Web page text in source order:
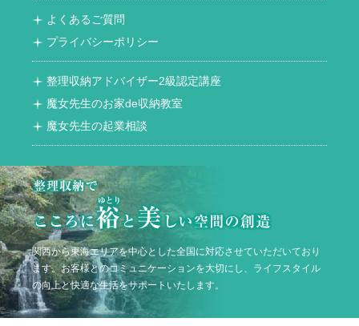
よくあるご質問
プライバシーポリシー
整理収納アドバイザー2級認定講座
魔女先生のお家de収納教室
魔女先生の起業相談
関西から東海エリアを中心とした全国に対応させていただいており
ます。お客様とのコミュニケーションを大切にし、ライフスタイル
の向上と快適な生活をサポートいたします。